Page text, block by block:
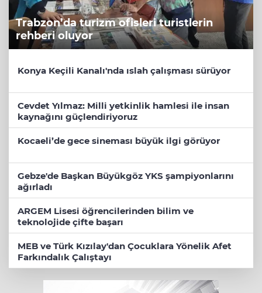
Trabzon’da turizm ofisleri turistlerin
rehberi oluyor
Konya Keçili Kanalı'nda ıslah çalışması sürüyor
Cevdet Yılmaz: Milli yetkinlik hamlesi ile insan
kaynağını güçlendiriyoruz
Kocaeli’de gece sineması büyük ilgi görüyor
Gebze'de Başkan Büyükgöz YKS şampiyonlarını
ağırladı
ARGEM Lisesi öğrencilerinden bilim ve
teknolojide çifte başarı
MEB ve Türk Kızılay'dan Çocuklara Yönelik Afet
Farkındalık Çalıştayı